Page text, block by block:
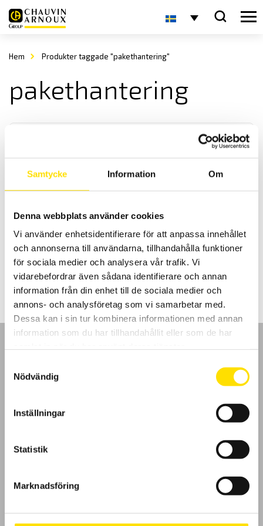
Samtycke Information Om
Denna webbplats använder cookies
Vi använder enhetsidentifierare för att anpassa innehållet
och annonserna till användarna, tillhandahålla funktioner
för sociala medier och analysera vår trafik. Vi
vidarebefordrar även sådana identifierare och annan
information från din enhet till de sociala medier och
annons- och analysföretag som vi samarbetar med.
Dessa kan i sin tur kombinera informationen med annan
information som du har tillhandahållit eller som de har
Nödvändig
Inställningar
Statistik
Marknadsföring
Hem Produkter taggade "pakethantering"
pakethantering
KERN EOE Plattformsvåg
KERN EOE är en praktisk och smidig plattformsvåg med med
maxkapacitet upp till 300 kg
2,200.00 kr –3,890.00krPrisintervall:
2,200.00 kr
till
3,890.00 kr
LÄS MER